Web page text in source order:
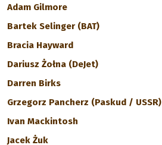
Adam Gilmore
Bartek Selinger (BAT)
Bracia Hayward
Dariusz Żołna (DeJet)
Darren Birks
Grzegorz Pancherz (Paskud / USSR)
Ivan Mackintosh
Jacek Żuk